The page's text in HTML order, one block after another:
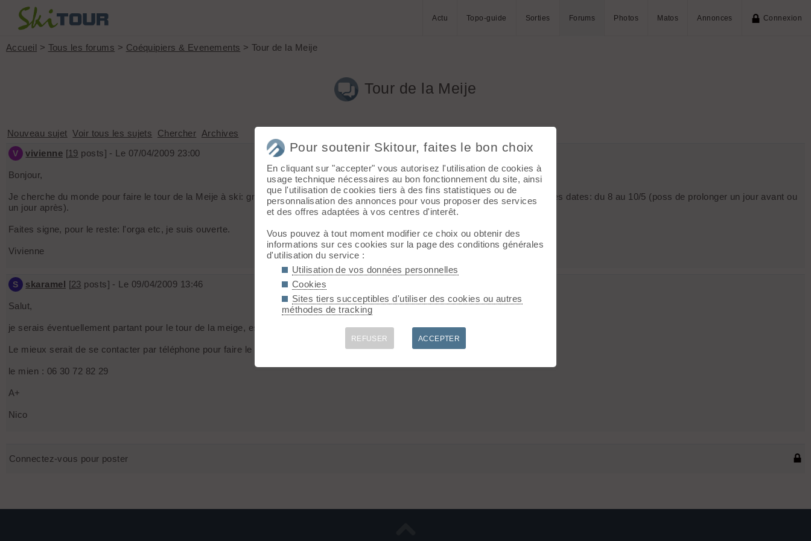
Actu Topo-guide Sorties Forums Photos Matos Annonces Connexion
Accueil > Tous les forums > Coéquipiers & Evenements > Tour de la Meije
Tour de la Meije
Nouveau sujet Voir tous les sujets Chercher Archives
V vivienne [19 posts] - Le 07/04/2009 23:00
Bonjour,
Je cherche du monde pour faire le tour de la Meije à ski: groupe à constituer ou groupe déjà formé, m'est égal. Seule contrainte, mes dates: du 8 au 10/5 (poss de prolonger un jour avant ou
un jour après).
Faites signe, pour le reste: l'orga etc, je suis ouverte.
Vivienne
S skaramel [23 posts] - Le 09/04/2009 13:46
Salut,
je serais éventuellement partant pour le tour de la meige, est ce que tu as prévu un ititnéraire déja?
Le mieux serait de se contacter par téléphone pour faire le point.
le mien : 06 30 72 82 29
A+
Nico
Connectez-vous pour poster
Pour soutenir Skitour, faites le bon choix
En cliquant sur "accepter" vous autorisez l'utilisation de cookies à
usage technique nécessaires au bon fonctionnement du site, ainsi
que l'utilisation de cookies tiers à des fins statistiques ou de
personnalisation des annonces pour vous proposer des services
et des offres adaptées à vos centres d'interêt.
Vous pouvez à tout moment modifier ce choix ou obtenir des
informations sur ces cookies sur la page des conditions générales
d'utilisation du service :
Utilisation de vos données personnelles
Cookies
Sites tiers succeptibles d'utiliser des cookies ou autres
méthodes de tracking
REFUSER ACCEPTER